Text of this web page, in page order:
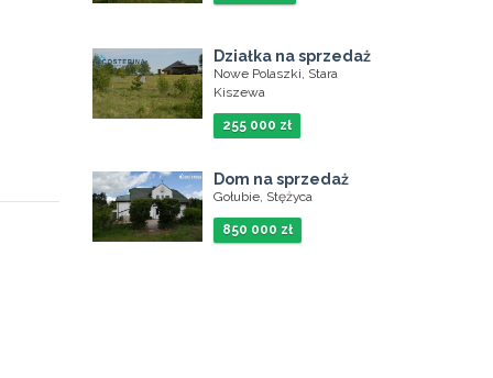
Działka na sprzedaż
Nowe Polaszki, Stara
Kiszewa
255 000 zł
Dom na sprzedaż
Gołubie, Stężyca
850 000 zł